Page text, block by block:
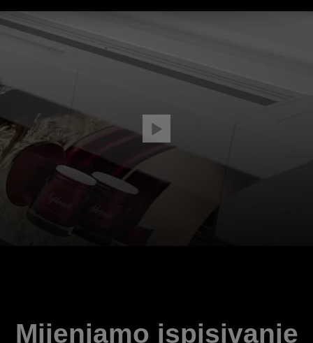
Mijenjamo ispisivanje